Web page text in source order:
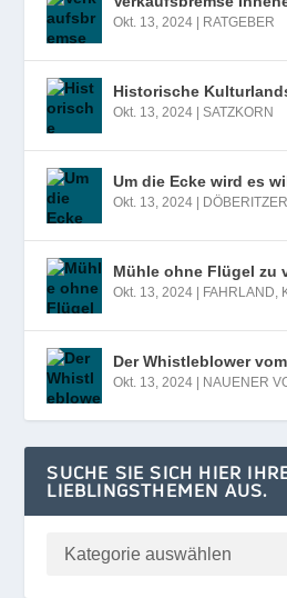
Okt. 13, 2024 | RATGEBER
Historische
Okt. 13, 2024 |SATZKORN
Um die Ecke wird es
Okt. 13, 2024 |
Mühle ohne Flügel zu
Okt. 13, 2024 | FAHRLAND
Der Whistleblower
Okt. 13, 2024 | NAUENER
SUCHE SIE SICH HIER
LIEBLINGSTHEMEN AUS.